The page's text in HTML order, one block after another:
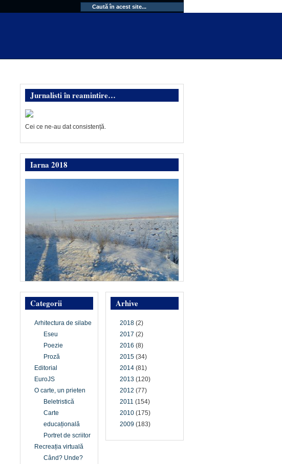
Jurnalisti în reamintire…
Cei ce ne-au dat consistență.
Iarna 2018
Arhive
2018 (2)
2017 (2)
2016 (8)
2015 (34)
2014 (81)
2013 (120)
2012 (77)
2011 (154)
2010 (175)
2009 (183)
Categorii
Arhitectura de silabe
Eseu
Poezie
Proză
Editorial
EuroJS
O carte, un prieten
Beletristică
Carte
educațională
Portret de scriitor
Recreația virtuală
Când? Unde?